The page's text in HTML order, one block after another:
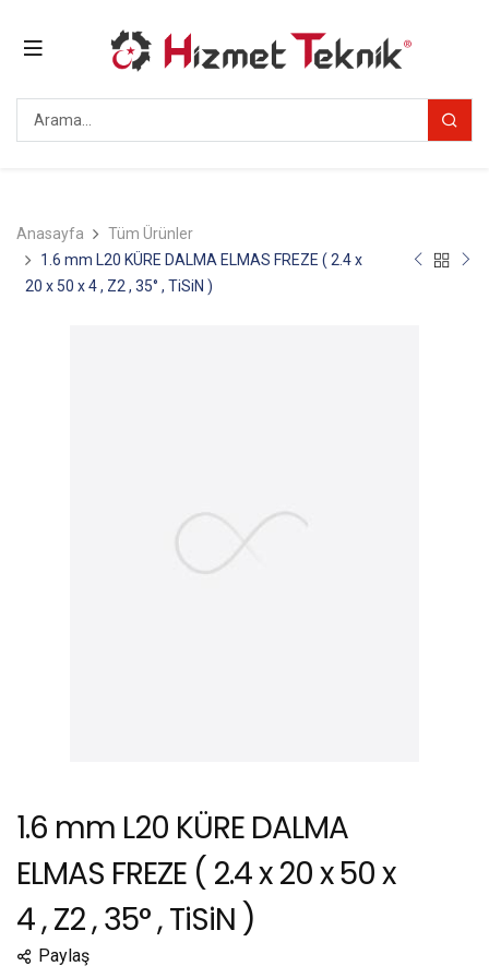
Anasayfa
Tüm Ürünler
1.6 mm L20 KÜRE DALMA ELMAS FREZE ( 2.4 x
20 x 50 x 4 , Z2 , 35° , TiSiN )
1.6 mm L20 KÜRE DALMA
ELMAS FREZE ( 2.4 x 20 x 50 x
4 , Z2 , 35° , TiSiN )
Paylaş